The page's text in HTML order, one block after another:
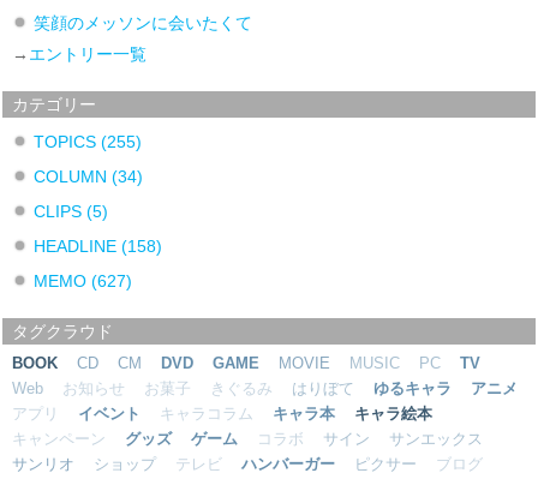
笑顔のメッソンに会いたくて
→ エントリー一覧
カテゴリー
TOPICS (255)
COLUMN (34)
CLIPS (5)
HEADLINE (158)
MEMO (627)
タグクラウド
BOOK CD CM DVD GAME MOVIE MUSIC PC
TV
Web
お知らせ お菓子 きぐるみ はりぼて ゆるキャラ
アニメ
アプリ
イベント キャラコラム キャラ本
キャラ絵本
キャンペーン
グッズ ゲーム コラボ サイン
サンエックス
サンリオ
ショップ テレビ ハンバーガー ピクサー
ブログ